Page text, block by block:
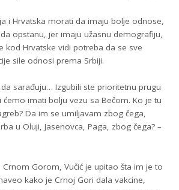
i Hrvatska morati da imaju bolje odnose,
opstanu, jer imaju užasnu demografiju,
kod Hrvatske vidi potreba da se sve
sile odnosi prema Srbiji.
sarađuju… Izgubili ste prioritetnu prugu
ćemo imati bolju vezu sa Bečom. Ko je tu
Da im se umiljavam zbog čega,
u Oluji, Јasenovca, Paga, zbog čega? –
Gorom, Vučić je upitao šta im je to
kako je Crnoj Gori dala vakcine,